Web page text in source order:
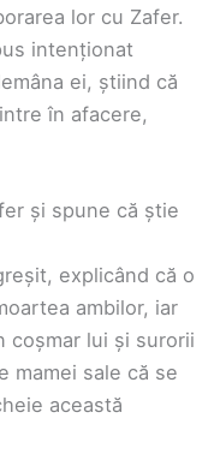
lor cu Zafer.
intenționat
ei, știind că
în afacere,
și spune că știe
explicând că o
ambilor, iar
coșmar lui și surorii
mamei sale că se
această